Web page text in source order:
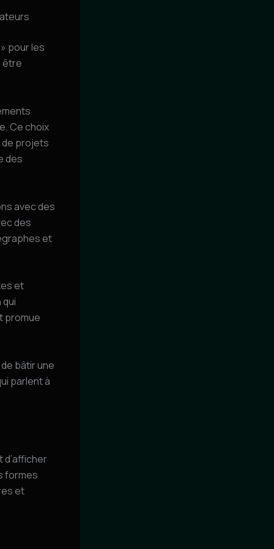
pour les
être
Ce choix
de projets
des
avec des
des
et
et
promue
bâtir une
parlent à
d’afficher
formes
et